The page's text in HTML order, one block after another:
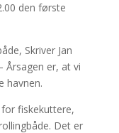
den første
Skriver Jan
Årsagen er, at vi
havnen.
fiskekuttere,
Det er